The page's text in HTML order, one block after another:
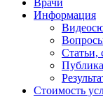
Врачи
Информация
Статьи,
Стоимость